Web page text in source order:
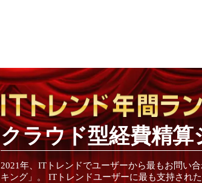
クラウド型経費精算
2021年、ITトレンドでユーザーから最もお問い
キング」。 ITトレンドユーザーに最も支持され